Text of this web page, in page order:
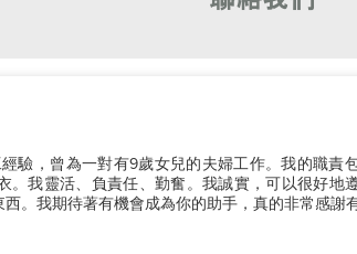
驗，曾為一對有9歲女兒的夫婦工作。我的職責
。我靈活、負責任、勤奮。我誠實，可以很好地
。我期待著有機會成為你的助手，真的非常感謝